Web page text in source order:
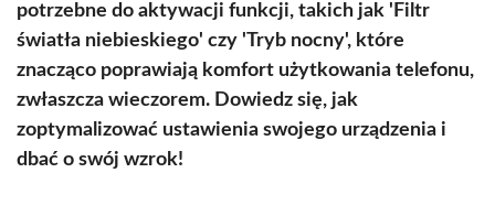
potrzebne do aktywacji funkcji, takich jak 'Filtr
światła niebieskiego' czy 'Tryb nocny', które
znacząco poprawiają komfort użytkowania telefonu,
zwłaszcza wieczorem. Dowiedz się, jak
zoptymalizować ustawienia swojego urządzenia i
dbać o swój wzrok!